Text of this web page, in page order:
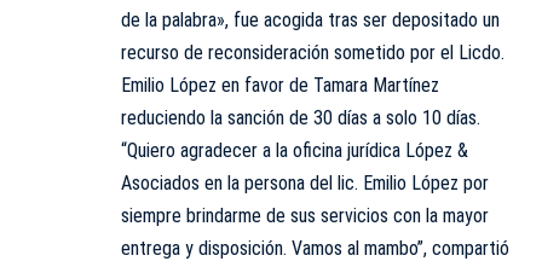
de la palabra», fue acogida tras ser depositado un
recurso de reconsideración sometido por el Licdo.
Emilio López en favor de Tamara Martínez
reduciendo la sanción de 30 días a solo 10 días.
“Quiero agradecer a la oficina jurídica López &
Asociados en la persona del lic. Emilio López por
siempre brindarme de sus servicios con la mayor
entrega y disposición. Vamos al mambo”, compartió